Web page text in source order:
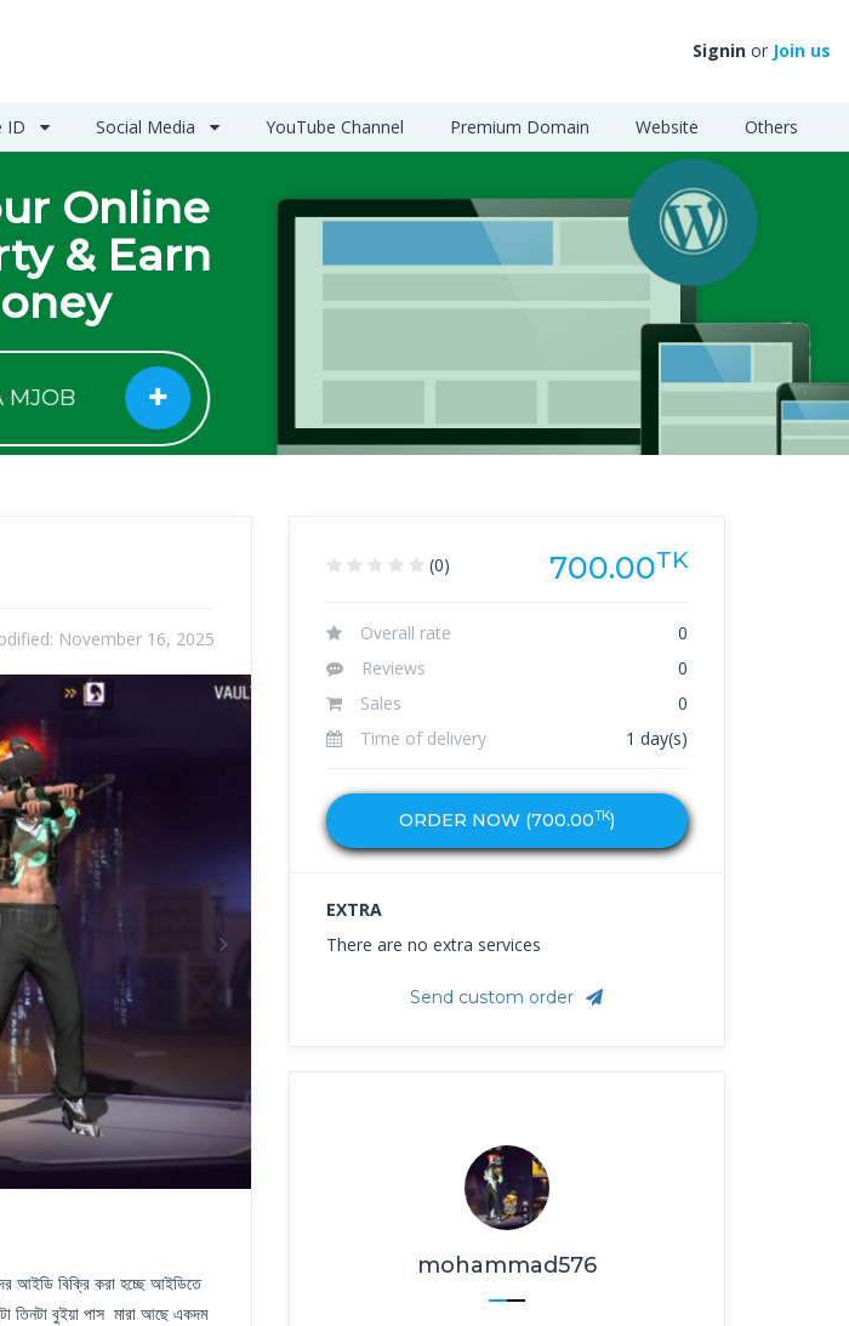
Signin or Join us
ID Social Media YouTube Channel Premium Domain Website Others
Online
& Earn
MJOB
November 16, 2025
Next
আইডি বিক্রি করা হচ্ছে আইডিতে
তিনটা বুইয়া পাস মারা আছে একদম
(0) 700.00TK
Overall rate
0
Reviews
0
Sales
0
Time of delivery
1 day(s)
ORDER NOW (700.00TK)
EXTRA
There are no extra services
Send custom order
mohammad576